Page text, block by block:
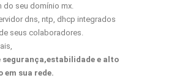
do seu domínio mx.
dns, ntp, dhcp integrados
seus colaboradores.
segurança,estabilidade e alto
em sua rede.